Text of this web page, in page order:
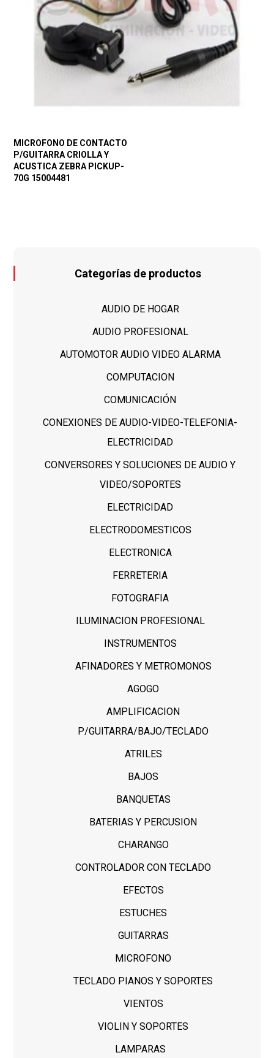
MICROFONO DE CONTACTO
P/GUITARRA CRIOLLA Y
ACUSTICA ZEBRA PICKUP-
70G 15004481
Categorías de productos
AUDIO DE HOGAR
AUDIO PROFESIONAL
AUTOMOTOR AUDIO VIDEO ALARMA
COMPUTACION
COMUNICACIÓN
CONEXIONES DE AUDIO-VIDEO-TELEFONIA-
ELECTRICIDAD
CONVERSORES Y SOLUCIONES DE AUDIO Y
VIDEO/SOPORTES
ELECTRICIDAD
ELECTRODOMESTICOS
ELECTRONICA
FERRETERIA
FOTOGRAFIA
ILUMINACION PROFESIONAL
INSTRUMENTOS
AFINADORES Y METROMONOS
AGOGO
AMPLIFICACION
P/GUITARRA/BAJO/TECLADO
ATRILES
BAJOS
BANQUETAS
BATERIAS Y PERCUSION
CHARANGO
CONTROLADOR CON TECLADO
EFECTOS
ESTUCHES
GUITARRAS
MICROFONO
TECLADO PIANOS Y SOPORTES
VIENTOS
VIOLIN Y SOPORTES
LAMPARAS